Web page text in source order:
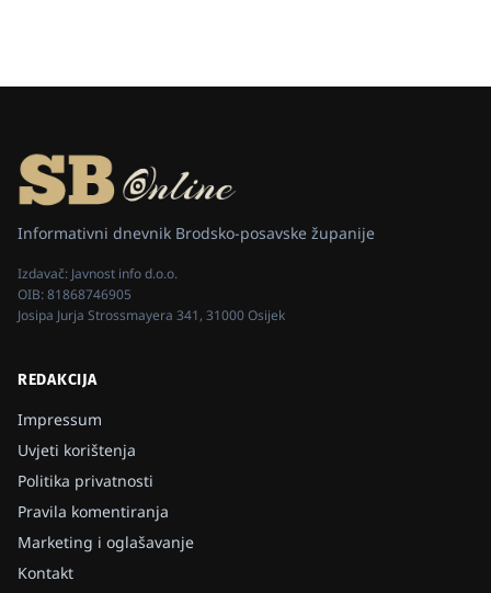
Informativni dnevnik Brodsko-posavske županije
Izdavač: Javnost info d.o.o.
OIB:81868746905
Josipa Jurja Strossmayera 341, 31000 Osijek
REDAKCIJA
Impressum
Uvjeti korištenja
Politika privatnosti
Pravila komentiranja
Marketing i oglašavanje
Kontakt